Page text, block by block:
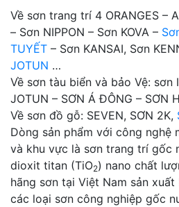
Về sơn trang trí 4 ORANGES –
– Sơn NIPPON – Sơn KOVA –
TUYẾT – Sơn KANSAI, Sơn
JOTUN …
Về sơn tàu biển và bảo Vệ: sơn
JOTUN – SƠN Á ĐÔNG – SƠN
Về sơn đồ gỗ: SEVEN, SƠN 2K,
Dòng sản phẩm với công nghệ
và khu vực là sơn trang trí gốc
dioxit titan (TiO2) nano chất
hãng sơn tại Việt Nam sản
các loại sơn công nghiệp gốc